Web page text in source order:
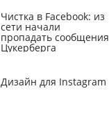
Чистка в Facebook: из
сети начали
пропадать сообщения
Цукерберга
Дизайн для Instagram